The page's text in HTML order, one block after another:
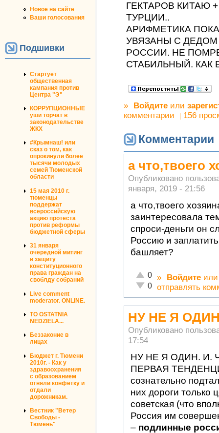
Новое на сайте
Ваши голосования
Подшивки
Стартует
общественная
кампания против
Центра "Э"
КОРРУПЦИОННЫЕ
уши торчат в
законодательстве
ЖКХ
#Крымнаш! или
сказ о том, как
опрокинули более
тысячи молодых
семей Тюменской
области
15 мая 2010 г.
тюменцы
поддержат
всероссийскую
акцию протеста
против реформы
бюджетной сферы
31 января
очередной митинг
в защиту
конституционного
права граждан на
своблду собраний
Live comment
moderator. ONLINE.
TO OSTATNIA
NEDZIELA...
Беззаконие в
лицах
Бюджет г. Тюмени
2010г. - Как у
здравоохранения
с образованием
отняли конфетку и
отдали
дорожникам.
Вестник "Ветер
Свободы -
Тюмень"
ГЕКТАРОВ КИТАЮ
ТУРЦИИ..
АРИФМЕТИКА
УВЯЗАНЫ С
РОССИИ. НЕ
СТАБИЛЬНЫЙ. КАК
» Войдите или
комментарии
156
Комментарии
а что,твоего
Опубликовано
января, 2019 - 21:56
а что,твоего
заинтересовала
спроси-деньги он
Россию и
башляет?
Отлично!
0
Неадекватно!
0
» Войдите
отправлять
НУ НЕ Я
Опубликовано
17:54
НУ НЕ Я ОДИН. И.
ПЕРВАЯ
сознательно
них дороги только
советская (что
Россия им
– подлинные